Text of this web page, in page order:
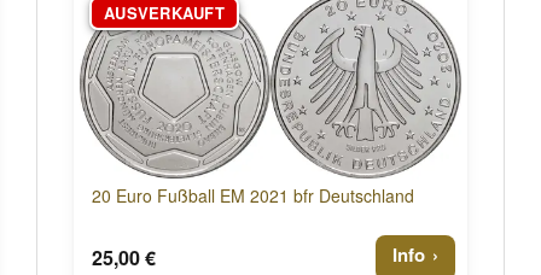
AUSVERKAUFT
20 Euro Fußball EM 2021 bfr Deutschland
25,00 € Info